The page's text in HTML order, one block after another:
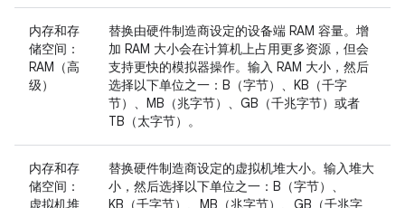
内存和存
储空间：
RAM（高
级）
替换由硬件制造商设定的设备端 RAM 容量。增
加 RAM 大小会在计算机上占用更多资源，但会
支持更快的模拟器操作。输入 RAM 大小，然后
选择以下单位之一：B（字节）、KB（千字
节）、MB（兆字节）、GB（千兆字节）或者
TB（太字节）。
内存和存
储空间：
虚拟机堆
替换硬件制造商设定的虚拟机堆大小。输入堆大
小，然后选择以下单位之一：B（字节）、
KB（千字节）、MB（兆字节）、GB（千兆字